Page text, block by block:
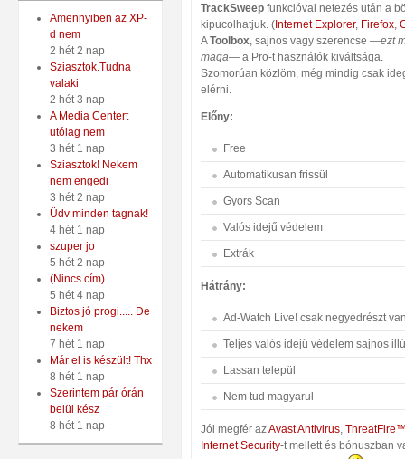
Amennyiben az XP-
d nem
2 hét 2 nap
Sziasztok.Tudna
valaki
2 hét 3 nap
A Media Centert
utólag nem
3 hét 1 nap
Sziasztok! Nekem
nem engedi
3 hét 2 nap
Üdv minden tagnak!
4 hét 1 nap
szuper jo
5 hét 2 nap
(Nincs cím)
5 hét 4 nap
Biztos jó progi..... De
nekem
7 hét 1 nap
Már el is készült! Thx
8 hét 1 nap
Szerintem pár órán
belül kész
8 hét 1 nap
TrackSweep funkcióval netezés után a
kipucolhatjuk. (Internet Explorer, Firefox
AToolbox , sajnos vagy szerencse —ezt
maga— a Pro-t használók kiváltsága.
Szomorúan közlöm, még mindig csak
elérni.
Előny:
Free
Automatikusan frissül
Gyors Scan
Valós idejű védelem
Extrák
Hátrány:
Ad-Watch Live! csak negyedrészt
Teljes valós idejű védelem sajnos
Lassan települ
Nem tud magyarul
Jól megfér azAvast Antivirus
Internet Security-t mellett és bónuszban